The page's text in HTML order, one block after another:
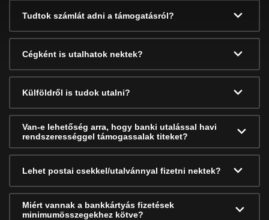
Tudtok számlát adni a támogatásról?
Cégként is utalhatok nektek?
Külföldről is tudok utalni?
Van-e lehetőség arra, hogy banki utalással havi
rendszerességgel támogassalak titeket?
Lehet postai csekkel/utalvánnyal fizetni nektek?
Miért vannak a bankkártyás fizetések
minimumösszegekhez kötve?